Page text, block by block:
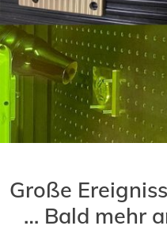
Große
… Bald mehr